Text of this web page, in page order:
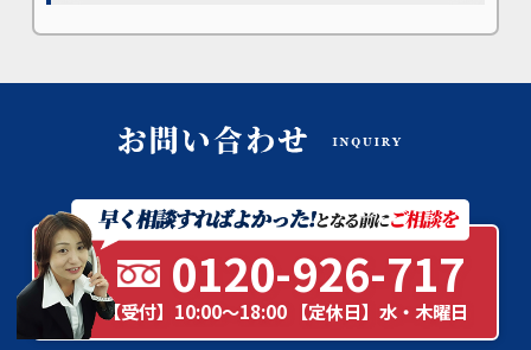
0120-926-717
【受付】10:00～18:00 【定休日】水・木曜日